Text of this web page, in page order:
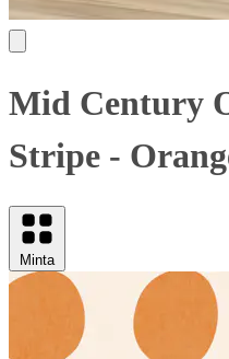
Mid Century
Stripe -
Minta